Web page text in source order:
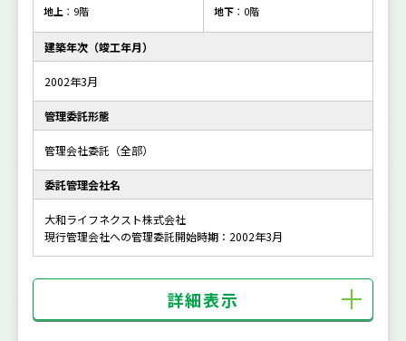
地上 ：9階 地下：0階
建築年次（竣工年月）
2002年3月
管理委託形態
管理会社委託（全部）
委託管理会社名
大和ライフネクスト株式会社
現行管理会社への管理委託開始時期：2002年3月
詳細表示